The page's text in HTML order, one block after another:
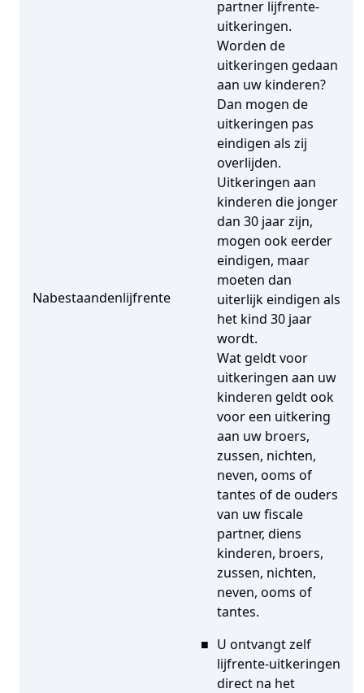
Nabestaandenlijfrente
partner lijfrente-
uitkeringen.
Worden de
uitkeringen gedaan
aan uw kinderen?
Dan mogen de
uitkeringen pas
eindigen als zij
overlijden.
Uitkeringen aan
kinderen die jonger
dan 30 jaar zijn,
mogen ook eerder
eindigen, maar
moeten dan
uiterlijk eindigen als
het kind 30 jaar
wordt.
Wat geldt voor
uitkeringen aan uw
kinderen geldt ook
voor een uitkering
aan uw broers,
zussen, nichten,
neven, ooms of
tantes of de ouders
van uw fiscale
partner, diens
kinderen, broers,
zussen, nichten,
neven, ooms of
tantes.
U ontvangt zelf
lijfrente-uitkeringen
direct na het